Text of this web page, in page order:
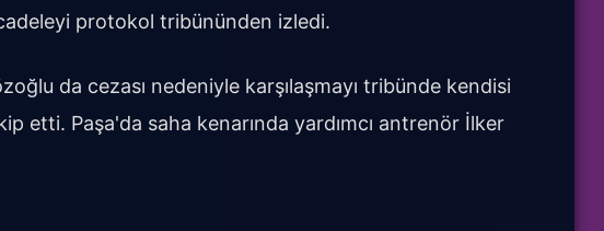
protokol tribününden izledi.
da cezası nedeniyle karşılaşmayı tribünde kendisi
etti. Paşa'da saha kenarında yardımcı antrenör İlker